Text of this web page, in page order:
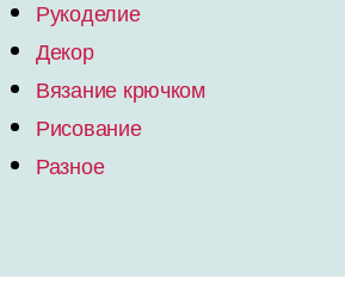
Рукоделие
Декор
Вязание крючком
Рисование
Разное